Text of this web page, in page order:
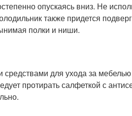
опускаясь вниз. Не
также придется
полки и ниши.
для ухода за мебелью
протирать салфеткой с